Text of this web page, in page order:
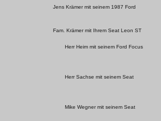
Jens Krämer mit seinem 1987 Ford
Fam. Krämer mit Ihrem Seat Leon ST
Herr Heim mit seinem Ford Focus
Herr Sachse mit seinem Seat
Mike Wegner mit seinem Seat